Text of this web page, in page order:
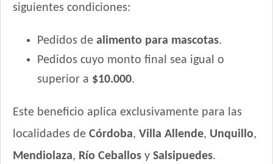
siguientes condiciones:
Pedidos de alimento para mascotas.
Pedidos cuyo monto final sea igual o
superior a $10.000.
Este beneficio aplica exclusivamente para las
localidades de Córdoba, Villa Allende, Unquillo,
Mendiolaza, Río Ceballos y Salsipuedes.